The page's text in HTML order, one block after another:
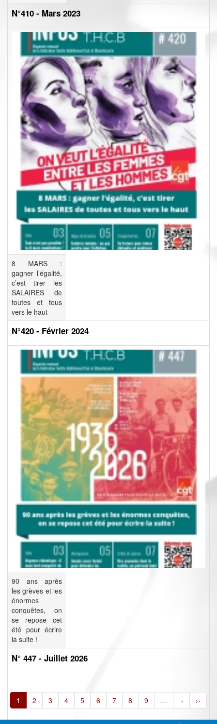
N°410 - Mars 2023
8 MARS :
gagner l’égalité,
c’est tirer les
SALAIRES de
toutes et tous
vers le haut
N°420 - Février 2024
90 ans après
les grèves et les
énormes
conquêtes, on
se repose cet
été pour écrire
la suite !
N° 447 - Juillet 2026
1 2 3 4 5 6 7 8 9 … › ››